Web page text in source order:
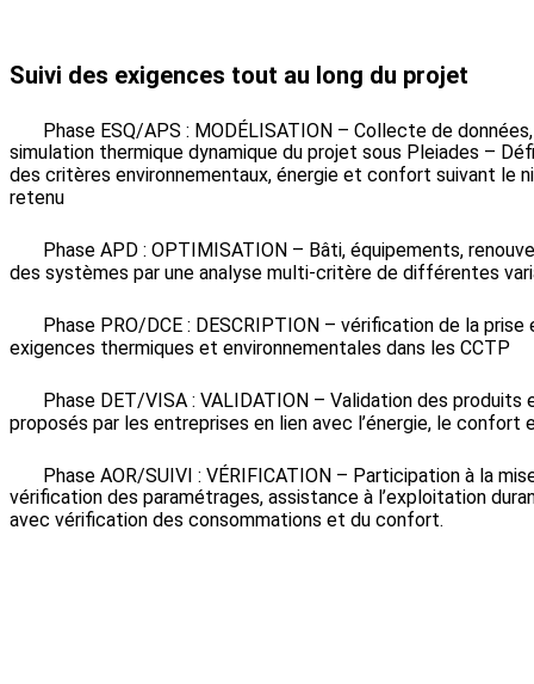
Suivi des exigences tout au long du projet
Phase ESQ/APS : MODÉLISATION – Collecte de
simulation thermique dynamique du projet sous Pleiades –
des critères environnementaux, énergie et confort suivant le
retenu
Phase APD : OPTIMISATION – Bâti, équipements,
des systèmes par une analyse multi-critère de différentes
Phase PRO/DCE : DESCRIPTION – vérification de la
exigences thermiques et environnementales dans les CCTP
Phase DET/VISA : VALIDATION – Validation des produits
proposés par les entreprises en lien avec l’énergie, le confort
Phase AOR/SUIVI : VÉRIFICATION – Participation à la
vérification des paramétrages, assistance à l’exploitation
avec vérification des consommations et du confort.